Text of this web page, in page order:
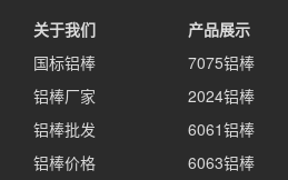
关于我们
国标铝棒
铝棒厂家
铝棒批发
铝棒价格
产品展示
7075铝棒
2024铝棒
6061铝棒
6063铝棒